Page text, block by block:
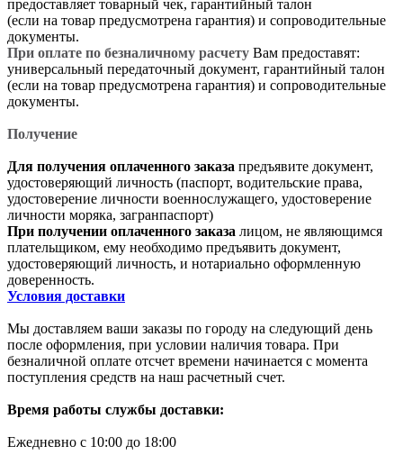
предоставляет товарный чек, гарантийный талон
(если на товар предусмотрена гарантия) и сопроводительные
документы.
При оплате по безналичному расчету Вам предоставят:
универсальный передаточный документ, гарантийный талон
(если на товар предусмотрена гарантия) и сопроводительные
документы.
Получение
Для получения оплаченного заказа предъявите документ,
удостоверяющий личность (паспорт, водительские права,
удостоверение личности военнослужащего, удостоверение
личности моряка, загранпаспорт)
При получении оплаченного заказа лицом, не являющимся
плательщиком, ему необходимо предъявить документ,
удостоверяющий личность, и нотариально оформленную
доверенность.
Условия доставки
Мы доставляем ваши заказы по городу на следующий день
после оформления, при условии наличия товара. При
безналичной оплате отсчет времени начинается с момента
поступления средств на наш расчетный счет.
Время работы службы доставки:
Ежедневно с 10:00 до 18:00